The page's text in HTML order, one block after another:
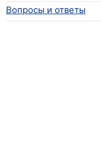
Вопросы и ответы